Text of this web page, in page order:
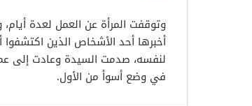
وتوقفت المرأة عن العمل لعدة
أخبرها أحد الأشخاص الذين
لنفسه، صدمت السيدة وعادت إلى
في وضع أسوأ من الأول.